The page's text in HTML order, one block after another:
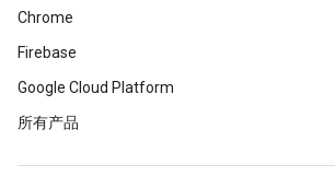
Chrome
Firebase
Google Cloud Platform
所有产品